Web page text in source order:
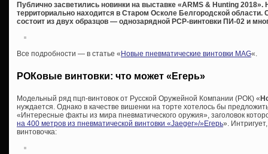
Публично засветились новинки на выставке «ARMS & Hunting 2018».
территориально находится в Старом Осколе Белгородской
состоит из двух образцов — однозарядной PCP-винтовки ПИ-02 и
Все подробности — в статье « Новые пневматические винтовки MAG«.
РОКовые винтовки: что может «Егерь»
Модельный ряд пцп-винтовок от Русской Оружейной Компании (РОК) «
нуждается. Однако в качестве вишенки на торте хотелось бы
«Интересные факты из мира пневматического оружия», заголовок
на 400 метров из пневматической винтовки «Jaeger»/»Егерь».
винтовочка: